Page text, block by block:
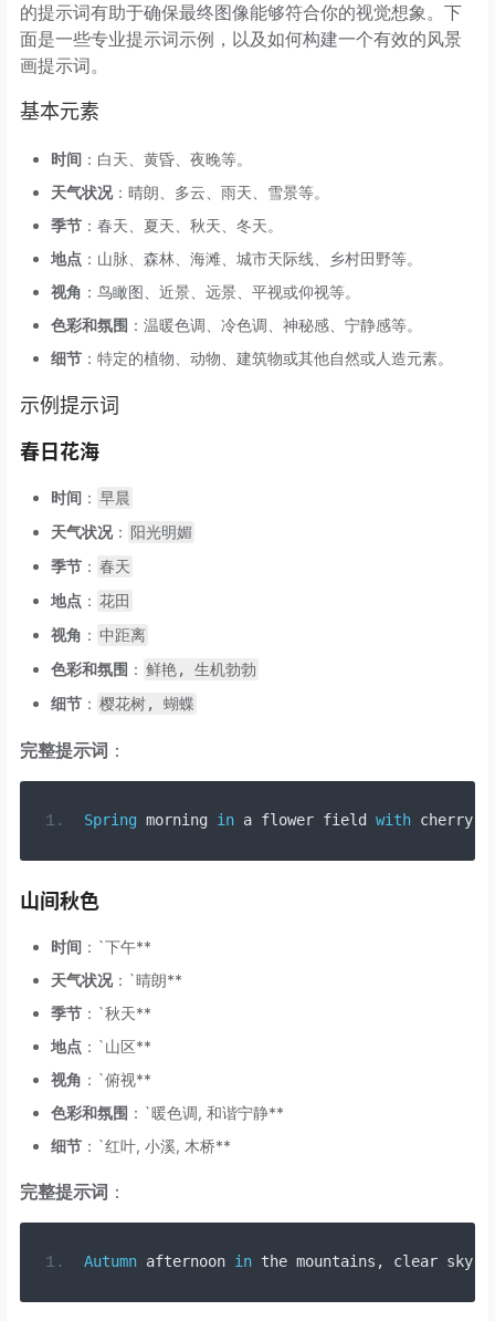
的提示词有助于确保最终图像能够符合你的视觉想象。下
面是一些专业提示词示例，以及如何构建一个有效的风景
画提示词。
基本元素
时间 ：白天、黄昏、夜晚等。
天气状况：晴朗、多云、雨天、雪景等。
季节 ：春天、夏天、秋天、冬天。
地点 ：山脉、森林、海滩、城市天际线、乡村田野等。
视角 ：鸟瞰图、近景、远景、平视或仰视等。
色彩和氛围 ：温暖色调、冷色调、神秘感、宁静感等。
细节 ：特定的植物、动物、建筑物或其他自然或人造元素。
示例提示词
春日花海
时间 ： 早晨
天气状况： 阳光明媚
季节 ： 春天
地点 ： 花田
视角 ： 中距离
色彩和氛围 ： 鲜艳, 生机勃勃
细节 ： 樱花树, 蝴蝶
完整提示词 ：
Spring morning in a flower field with cherry
山间秋色
时间 ：`下午**
天气状况：`晴朗**
季节 ：`秋天**
地点 ：`山区**
视角 ：`俯视**
色彩和氛围 ：`暖色调, 和谐宁静**
细节 ：`红叶, 小溪, 木桥**
完整提示词 ：
Autumn afternoon in the mountains , clear sky,